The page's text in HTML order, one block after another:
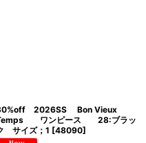
2026SS Bon Vieux
ワンピース 28:ブラッ
サイズ；1 [48090]